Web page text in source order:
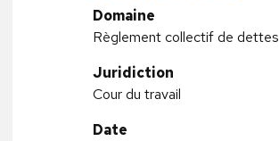
Domaine
Règlement collectif de dettes
Juridiction
Cour du travail
Date